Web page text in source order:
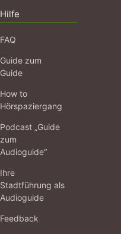
Hilfe
FAQ
Guide zum
Guide
How to
Hörspaziergang
Podcast „Guide
zum
Audioguide“
Ihre
Stadtführung als
Audioguide
Feedback